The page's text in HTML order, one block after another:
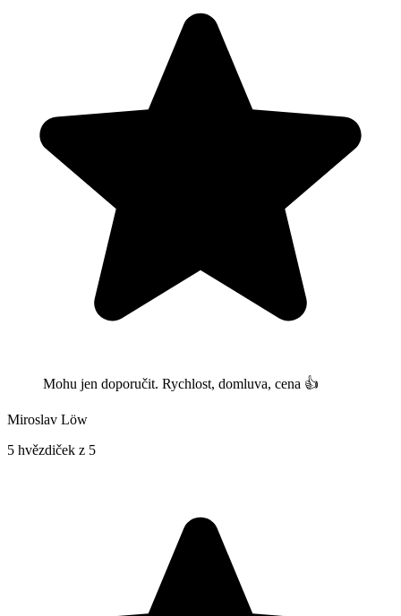
Mohu jen doporučit. Rychlost, domluva, cena 👍
Miroslav Löw
5 hvězdiček z 5